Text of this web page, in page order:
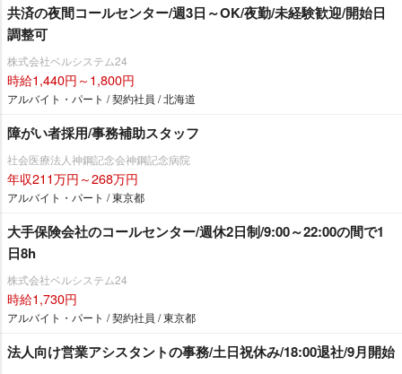
共済の夜間コールセンター/週3日～OK/夜勤/未経験歓迎/開始日
調整可
株式会社ベルシステム24
時給1,440円～1,800円
アルバイト・パート / 契約社員 / 北海道
障がい者採用/事務補助スタッフ
社会医療法人神鋼記念会神鋼記念病院
年収211万円～268万円
アルバイト・パート / 東京都
大手保険会社のコールセンター/週休2日制/9:00～22:00の間で1
日8h
株式会社ベルシステム24
時給1,730円
アルバイト・パート / 契約社員 / 東京都
法人向け営業アシスタントの事務/土日祝休み/18:00退社/9月開始